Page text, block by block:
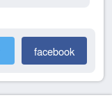
facebook